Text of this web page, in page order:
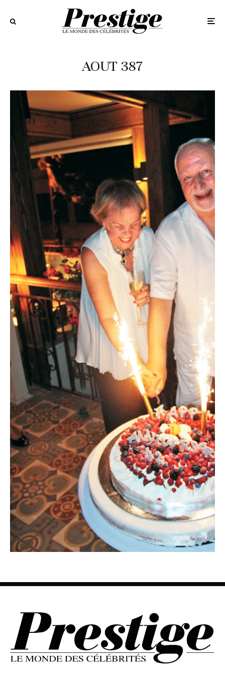
AOUT 387